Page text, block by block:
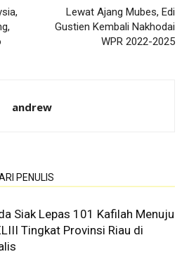
Lewat Ajang Mubes, Edi
Gustien Kembali Nakhodai
WPR 2022-2025
andrew
PENULIS
Siak Lepas 101 Kafilah Menuju
Tingkat Provinsi Riau di